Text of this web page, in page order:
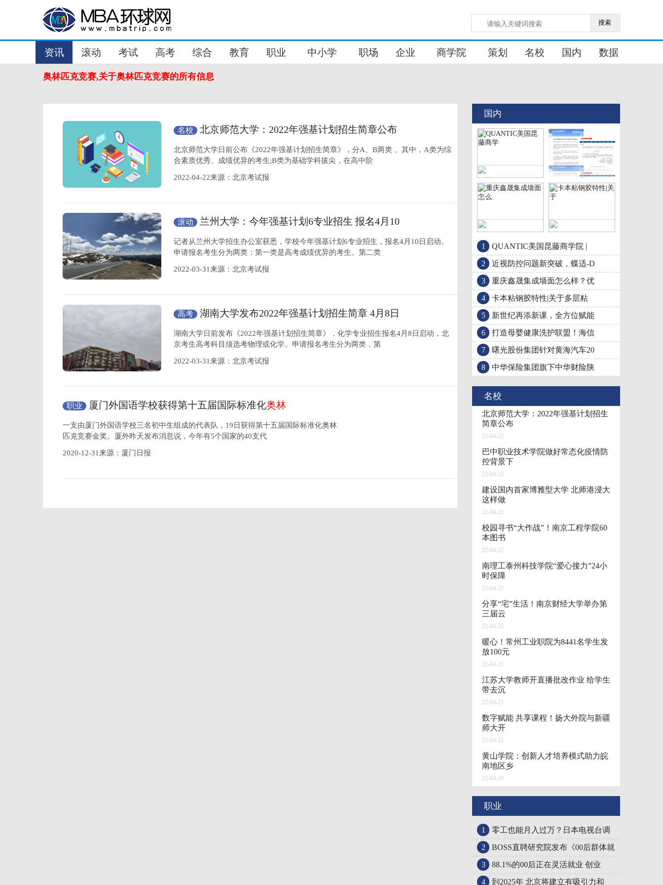
搜索
资讯 滚动 考试 高考 综合 教育 职业 中小学 职场 企业 商学院 策划 名校 国内 数据
奥林匹克竞赛,关于奥林匹克竞赛的所有信息
名校 北京师范大学：2022年强基计划招生简章公布
北京师范大学日前公布《2022年强基计划招生简章》，分A、B两类 。其中，A类为综
合素质优秀、成绩优异的考生;B类为基础学科拔尖，在高中阶
2022-04-22来源：北京考试报
滚动
兰州大学：今年强基计划6专业招生 报名4月10
日启动
记者从兰州大学招生办公室获悉，学校今年强基计划6专业招生，报名4月10日启动。
申请报名考生分为两类：第一类是高考成绩优异的考生。第二类
2022-03-31来源：北京考试报
高考
湖南大学发布2022年强基计划招生简章 4月8日
启动报名
湖南大学日前发布《2022年强基计划招生简章》，化学专业招生报名4月8日启动，北
京考生高考科目须选考物理或化学。申请报名考生分为两类，第
2022-03-31来源：北京考试报
职业 厦门外国语学校获得第十五届国际标准化奥林
匹克竞赛金奖
一支由厦门外国语学校三名初中生组成的代表队，19日获得第十五届国际标准化奥林
匹克竞赛金奖。厦外昨天发布消息说，今年有5个国家的40支代
2020-12-31来源：厦门日报
国内
近视防控问题新突破，
重庆鑫晟集成墙面怎么 卡本粘钢胶特性|关于
1 QUANTIC美国昆藤商学院 |
2 近视防控问题新突破，蝶适-D
3 重庆鑫晟集成墙面怎么样？优
4 卡本粘钢胶特性|关于多层粘
5 新世纪再添新课，全方位赋能
6 打造母婴健康洗护联盟！海信
7 曙光股份集团针对黄海汽车20
8 中华保险集团旗下中华财险陕
名校
北京师范大学：2022年强基计划招生
简章公布
22-04-22
巴中职业技术学院做好常态化疫情防
控背景下
22-04-22
建设国内首家博雅型大学 北师港浸大
这样做
22-04-22
校园寻书“大作战”！南京工程学院60
本图书
22-04-22
南理工泰州科技学院“爱心接力”24小
时保障
22-04-22
分享“宅”生活！南京财经大学举办第
三届云
22-04-22
暖心！常州工业职院为8441名学生发
放100元
22-04-21
江苏大学教师开直播批改作业 给学生
带去沉
22-04-21
数字赋能 共享课程！扬大外院与新疆
师大开
22-04-21
黄山学院：创新人才培养模式助力皖
南地区乡
22-04-20
职业
1 零工也能月入过万？日本电视台调
2 BOSS直聘研究院发布《00后群体就
3 88.1%的00后正在灵活就业 创业
4 到2025年 北京将建立有吸引力和